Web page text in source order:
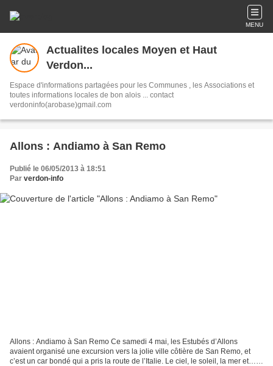
MENU
Actualites locales Moyen et Haut
Verdon...
Espace d'informations partagées pour les Communes , les Associations et
toutes informations locales de bon alois ... contact
verdoninfo(arobase)gmail.com
Allons : Andiamo à San Remo
Publié le 06/05/2013 à 18:51
Par verdon-info
Allons : Andiamo à San Remo Ce samedi 4 mai, les Estubés d’Allons
avaient organisé une excursion vers la jolie ville côtière de San Remo, et
c’est un car bondé qui a pris la route de l’Italie. Le ciel, le soleil, la mer et…